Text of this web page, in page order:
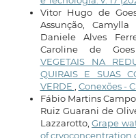
Vitor Hugo de
Assunção,
Daniele Alves
Caroline de
VEGETAIS NA
QUIRAIS E SUAS
VERDE
Conexões -
Fábio Martins
Ruiz Guarani de
Lazzarotto,Grape
of cryoconcentration